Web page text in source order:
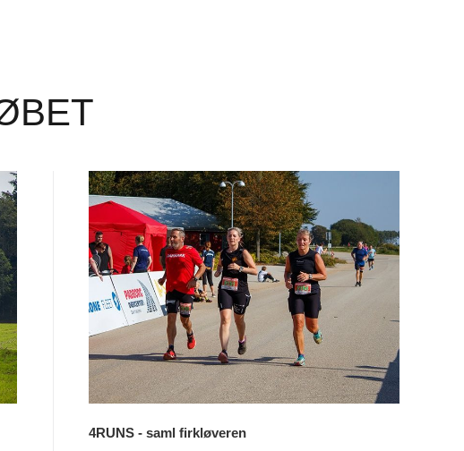
4RUNS - saml firkløveren